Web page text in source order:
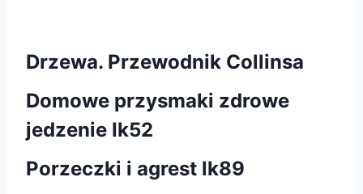
Drzewa. Przewodnik Collinsa
Domowe przysmaki zdrowe
jedzenie Ik52
Porzeczki i agrest lk89